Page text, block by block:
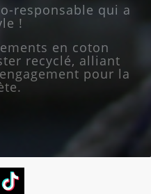
responsable qui a
!
en coton
recyclé, alliant
pour la
Instagram